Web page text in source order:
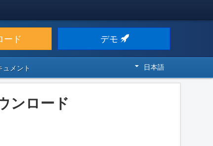
ード デモ
ュメント 日本語
ンロード